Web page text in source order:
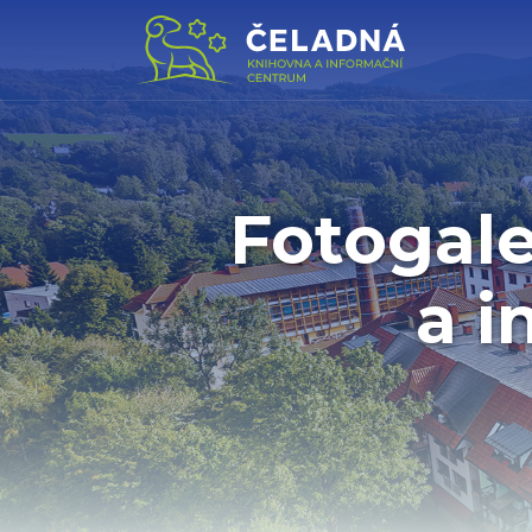
a